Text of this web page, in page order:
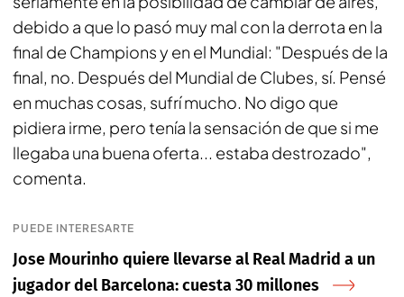
debido a que lo pasó muy mal con la derrota en la
final de Champions y en el Mundial: "Después de la
final, no. Después del Mundial de Clubes, sí. Pensé
en muchas cosas, sufrí mucho. No digo que
pidiera irme, pero tenía la sensación de que si me
llegaba una buena oferta... estaba destrozado",
comenta.
PUEDE INTERESARTE
Jose Mourinho quiere llevarse al Real Madrid a un
jugador del Barcelona: cuesta 30 millones